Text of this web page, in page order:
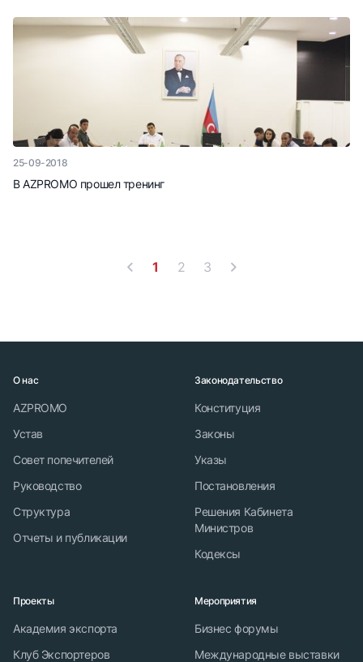
25-09-2018
В AZPROMO прошел тренинг
1 2 3
О нас
AZPROMO
Устав
Совет попечителей
Руководство
Структура
Отчеты и публикации
Законодательство
Конституция
Законы
Указы
Постановления
Решения Кабинета
Министров
Кодексы
Проекты
Академия экспорта
Клуб Экспортеров
Мероприятия
Бизнес форумы
Международные выставки